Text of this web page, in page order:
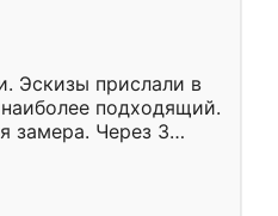
Эскизы прислали в
подходящий.
замера. Через 3
готова. Остались
Ренессанс
работу!